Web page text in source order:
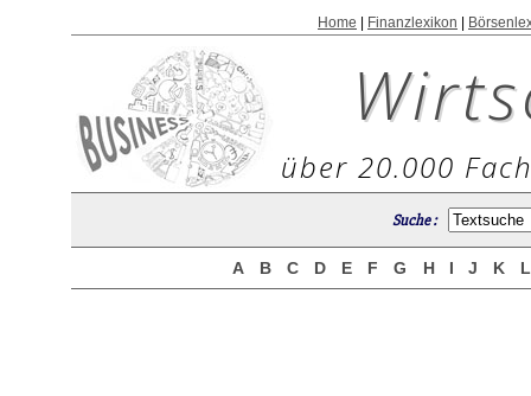
Home Finanzlexikon
über 20.000
Suche :
A B C D E F G H I J K